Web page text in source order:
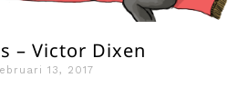
– Victor Dixen
13, 2017